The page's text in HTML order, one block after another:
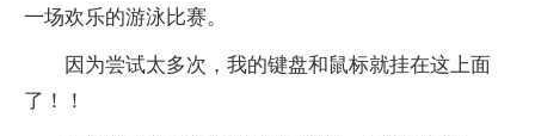
一场欢乐的游泳比赛。
因为尝试太多次，我的键盘和鼠标就挂在这上面
了！！